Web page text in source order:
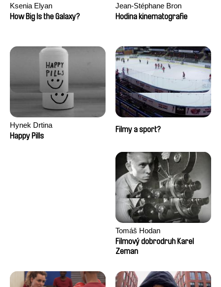
Ksenia Elyan
How Big Is the Galaxy?
Jean-Stéphane Bron
Hodina kinematografie
Hynek Drtina
Happy Pills
Filmy a sport?
Tomáš Hodan
Filmový dobrodruh Karel
Zeman